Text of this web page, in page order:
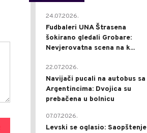
24.07.2026.
Fudbaleri UNA Štrasena
šokirano gledali Grobare:
Nevjerovatna scena na k...
22.07.2026.
Navijači pucali na autobus sa
Argentincima: Dvojica su
prebačena u bolnicu
07.07.2026.
Levski se oglasio: Saopštenje